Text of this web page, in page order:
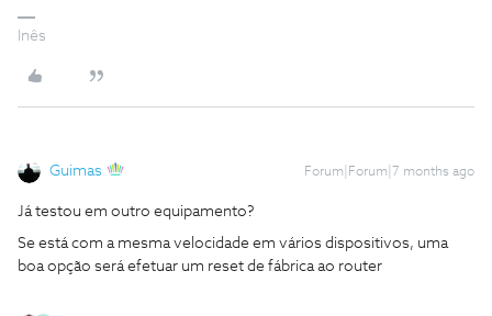
Inês
Guimas Forum|Forum|7 months ago
Já testou em outro equipamento?
Se está com a mesma velocidade em vários dispositivos, uma
boa opção será efetuar um reset de fábrica ao router